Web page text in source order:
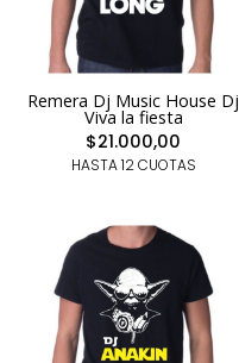
Remera Dj Music House Dj
Viva la fiesta
$21.000,00
HASTA 12 CUOTAS